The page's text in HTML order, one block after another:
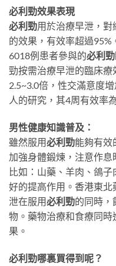
必利勁效果表現
必利勁用於治療早泄，
的效果，有效率超過
6018例患者參與的必利勁
勁按需治療早泄的臨床療
2.5~3.0倍，性交滿意度
人的研究，其4周有效率
男性健康知識普及：
雖然服用必利勁能夠有效
加強身體鍛煉，注意作息
比如：山藥、羊肉、鴿
好的提高作用。香港東
泄在服用必利勁的同時，
物。藥物治療和食療同
果。
必利勁哪裏買得到呢？